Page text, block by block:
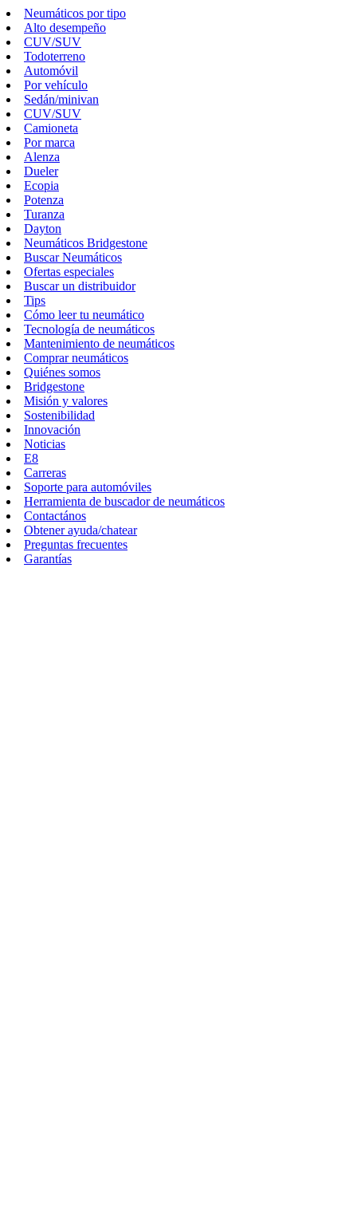
Neumáticos por tipo
Alto desempeño
CUV/SUV
Todoterreno
Automóvil
Por vehículo
Sedán/minivan
CUV/SUV
Camioneta
Por marca
Alenza
Dueler
Ecopia
Potenza
Turanza
Dayton
Neumáticos Bridgestone
Buscar Neumáticos
Ofertas especiales
Buscar un distribuidor
Tips
Cómo leer tu neumático
Tecnología de neumáticos
Mantenimiento de neumáticos
Comprar neumáticos
Quiénes somos
Bridgestone
Misión y valores
Sostenibilidad
Innovación
Noticias
E8
Carreras
Soporte para automóviles
Herramienta de buscador de neumáticos
Contactános
Obtener ayuda/chatear
Preguntas frecuentes
Garantías